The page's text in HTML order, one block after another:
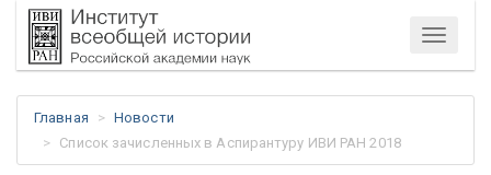
Меню
Главная
Новости
Список зачисленных в Аспирантуру ИВИ РАН 2018